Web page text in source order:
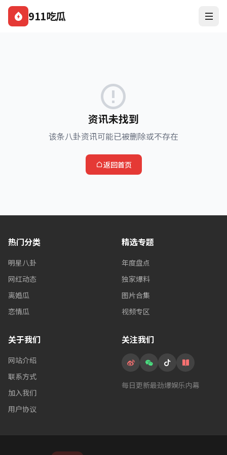
911吃瓜
资讯未找到
该条八卦资讯可能已被删除或不存在
返回首页
热门分类
明星八卦
网红动态
离婚瓜
恋情瓜
精选专题
年度盘点
独家爆料
图片合集
视频专区
关于我们
网站介绍
联系方式
加入我们
用户协议
关注我们
每日更新最劲爆娱乐内幕